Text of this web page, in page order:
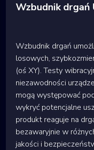
Wzbudnik
Wzbudnik drgań
losowych,
(oś XY). Testy
niezawodności
mogą występować
wykryć potencjalne
produkt reaguje na
bezawaryjnie w
jakości i